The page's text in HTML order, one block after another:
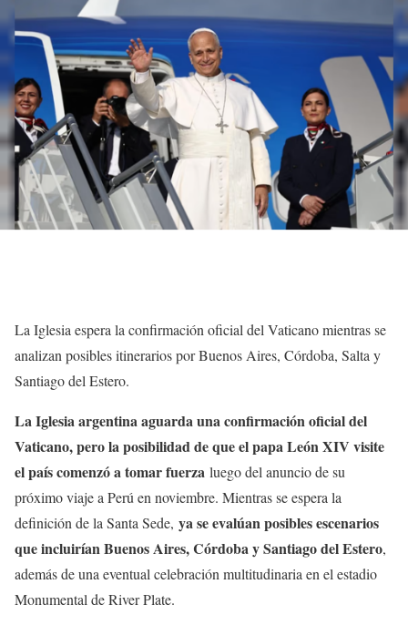
La Iglesia espera la confirmación oficial del Vaticano mientras se
analizan posibles itinerarios por Buenos Aires, Córdoba, Salta y
Santiago del Estero.
La Iglesia argentina aguarda una confirmación oficial del
Vaticano, pero la posibilidad de que el papa León XIV visite
el país comenzó a tomar fuerza luego del anuncio de su
próximo viaje a Perú en noviembre. Mientras se espera la
definición de la Santa Sede, ya se evalúan posibles escenarios
que incluirían Buenos Aires, Córdoba y Santiago del Estero,
además de una eventual celebración multitudinaria en el estadio
Monumental de River Plate.